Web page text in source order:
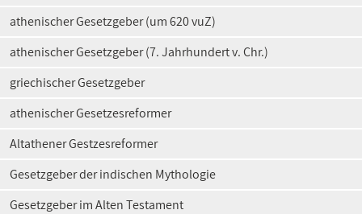
athenischer Gesetzgeber (um 620 vuZ)
athenischer Gesetzgeber (7. Jahrhundert v. Chr.)
griechischer Gesetzgeber
athenischer Gesetzesreformer
Altathener Gestzesreformer
Gesetzgeber der indischen Mythologie
Gesetzgeber im Alten Testament